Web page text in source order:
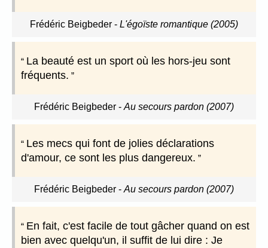
Frédéric Beigbeder - L'égoïste romantique (2005)
La beauté est un sport où les hors-jeu sont
fréquents.
Frédéric Beigbeder - Au secours pardon (2007)
Les mecs qui font de jolies déclarations
d'amour, ce sont les plus dangereux.
Frédéric Beigbeder - Au secours pardon (2007)
En fait, c'est facile de tout gâcher quand on est
bien avec quelqu'un, il suffit de lui dire : Je